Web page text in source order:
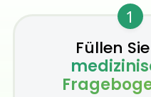
1
Füllen